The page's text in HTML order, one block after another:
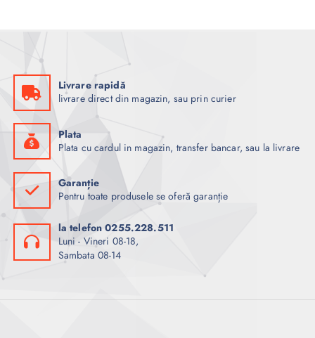
Livrare rapidă
livrare direct din magazin, sau prin curier
Plata
Plata cu cardul in magazin, transfer bancar, sau la livrare
Garanție
Pentru toate produsele se oferă garanție
la telefon 0255.228.511
Luni - Vineri 08-18,
Sambata 08-14